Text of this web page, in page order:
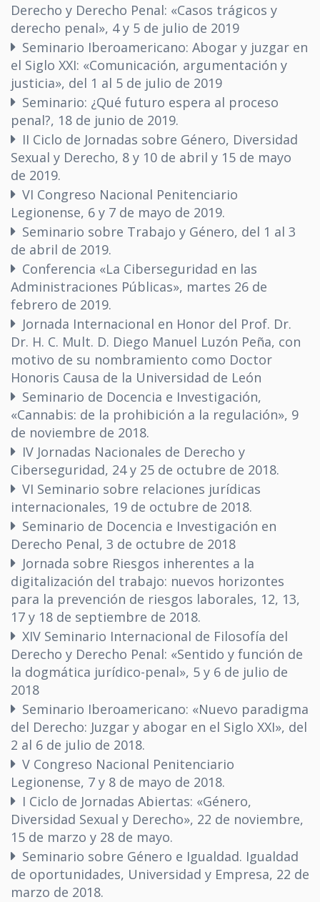
Derecho y Derecho Penal: «Casos trágicos y
derecho penal», 4 y 5 de julio de 2019
Seminario Iberoamericano: Abogar y juzgar en
el Siglo XXI: «Comunicación, argumentación y
justicia», del 1 al 5 de julio de 2019
Seminario: ¿Qué futuro espera al proceso
penal?, 18 de junio de 2019.
II Ciclo de Jornadas sobre Género, Diversidad
Sexual y Derecho, 8 y 10 de abril y 15 de mayo
de 2019.
VI Congreso Nacional Penitenciario
Legionense, 6 y 7 de mayo de 2019.
Seminario sobre Trabajo y Género, del 1 al 3
de abril de 2019.
Conferencia «La Ciberseguridad en las
Administraciones Públicas», martes 26 de
febrero de 2019.
Jornada Internacional en Honor del Prof. Dr.
Dr. H. C. Mult. D. Diego Manuel Luzón Peña, con
motivo de su nombramiento como Doctor
Honoris Causa de la Universidad de León
Seminario de Docencia e Investigación,
«Cannabis: de la prohibición a la regulación», 9
de noviembre de 2018.
IV Jornadas Nacionales de Derecho y
Ciberseguridad, 24 y 25 de octubre de 2018.
VI Seminario sobre relaciones jurídicas
internacionales, 19 de octubre de 2018.
Seminario de Docencia e Investigación en
Derecho Penal, 3 de octubre de 2018
Jornada sobre Riesgos inherentes a la
digitalización del trabajo: nuevos horizontes
para la prevención de riesgos laborales, 12, 13,
17 y 18 de septiembre de 2018.
XIV Seminario Internacional de Filosofía del
Derecho y Derecho Penal: «Sentido y función de
la dogmática jurídico-penal», 5 y 6 de julio de
2018
Seminario Iberoamericano: «Nuevo paradigma
del Derecho: Juzgar y abogar en el Siglo XXI», del
2 al 6 de julio de 2018.
V Congreso Nacional Penitenciario
Legionense, 7 y 8 de mayo de 2018.
I Ciclo de Jornadas Abiertas: «Género,
Diversidad Sexual y Derecho», 22 de noviembre,
15 de marzo y 28 de mayo.
Seminario sobre Género e Igualdad. Igualdad
de oportunidades, Universidad y Empresa, 22 de
marzo de 2018.